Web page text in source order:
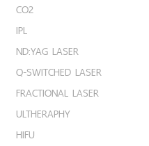
CO2
IPL
ND:YAG LASER
Q-SWITCHED LASER
FRACTIONAL LASER
ULTHERAPHY
HIFU